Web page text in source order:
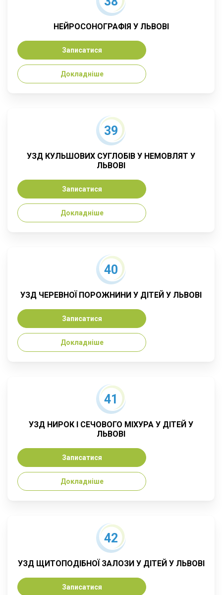
НЕЙРОСОНОГРАФІЯ У ЛЬВОВІ
Записатися
Докладніше
39
УЗД КУЛЬШОВИХ СУГЛОБІВ У НЕМОВЛЯТ У
ЛЬВОВІ
Записатися
Докладніше
40
УЗД ЧЕРЕВНОЇ ПОРОЖНИНИ У ДІТЕЙ У ЛЬВОВІ
Записатися
Докладніше
41
УЗД НИРОК І СЕЧОВОГО МІХУРА У ДІТЕЙ У
ЛЬВОВІ
Записатися
Докладніше
42
УЗД ЩИТОПОДІБНОЇ ЗАЛОЗИ У ДІТЕЙ У ЛЬВОВІ
Записатися